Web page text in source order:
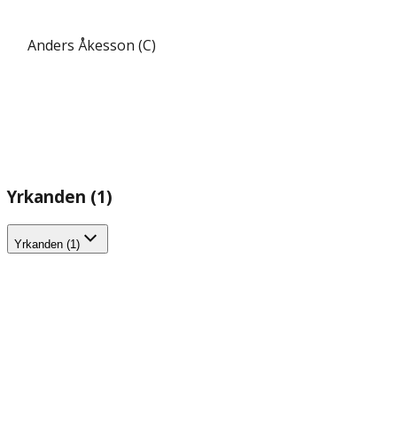
Anders Åkesson (C)
Yrkanden (1)
Yrkanden (1)